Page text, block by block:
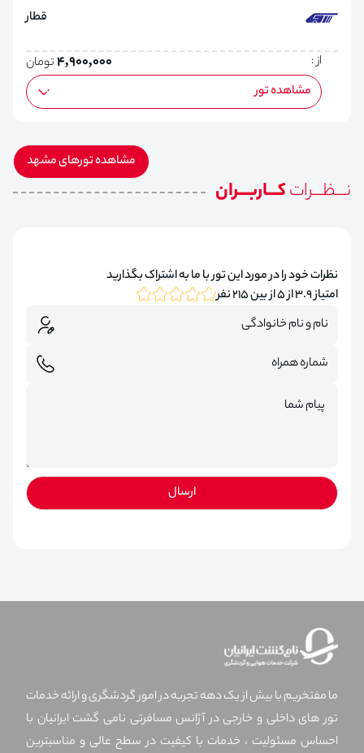
قطار
از : 4,900,000تومان
مشاهده تور
مشاهده تورهای مشهد
نـــظـــراتکـــاربـــران
نظرات خود را در مورد این تور با ما به اشتراک بگذارید
امتیاز 3.9 از 5 از بین 215 نفر
ارسال
ما مفتخریم با بیش از یک دهه تجربه در امور گردشگری و ارائه خدمات
تور های داخلی و خارجی در آژانس مسافرتی نامی گشت ایرانیان با
احساس مسئولیت ، خدمات با کیفیت در سطح عالی و مناسبترین